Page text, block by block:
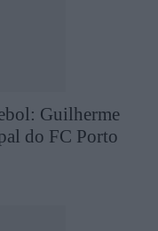
Guilherme
do FC Porto